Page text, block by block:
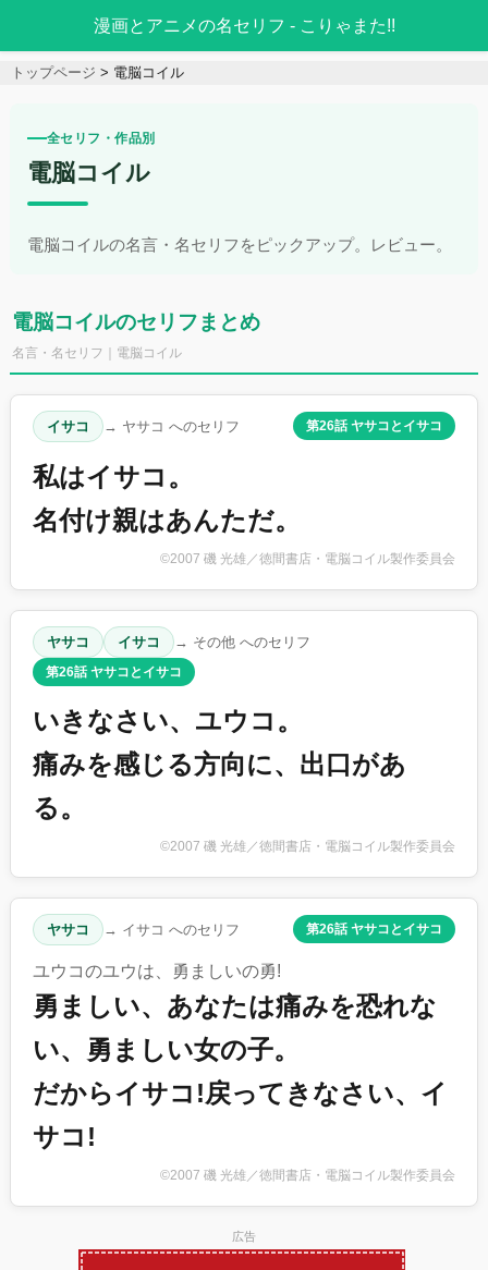
漫画とアニメの名セリフ - こりゃまた!!
トップページ 電脳コイル
全セリフ・作品別
電脳コイル
電脳コイルの名言・名セリフをピックアップ。レビュー。
電脳コイルのセリフまとめ
名言・名セリフ｜電脳コイル
イサコ → ヤサコ へのセリフ 第26話 ヤサコとイサコ
私はイサコ。
名付け親はあんただ。
©2007 磯 光雄／徳間書店・電脳コイル製作委員会
ヤサコ イサコ → その他 へのセリフ
第26話 ヤサコとイサコ
いきなさい、ユウコ。
痛みを感じる方向に、出口があ
る。
©2007 磯 光雄／徳間書店・電脳コイル製作委員会
ヤサコ → イサコ へのセリフ 第26話 ヤサコとイサコ
ユウコのユウは、勇ましいの勇!
勇ましい、あなたは痛みを恐れな
い、勇ましい女の子。
だからイサコ!戻ってきなさい、イ
サコ!
©2007 磯 光雄／徳間書店・電脳コイル製作委員会
広告